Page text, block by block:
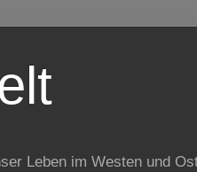
Leben im Westen und